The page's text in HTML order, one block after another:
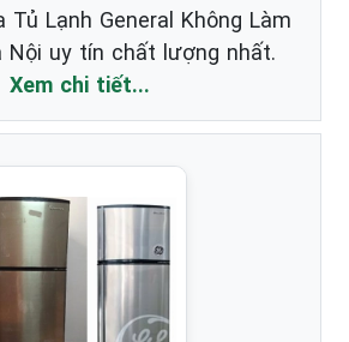
Tủ Lạnh General Không Làm
Nội uy tín chất lượng nhất.
Xem chi tiết...